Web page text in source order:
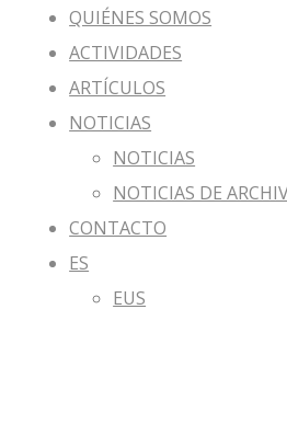
QUIÉNES SOMOS
ACTIVIDADES
ARTÍCULOS
NOTICIAS
NOTICIAS
NOTICIAS DE
CONTACTO
ES
EUS